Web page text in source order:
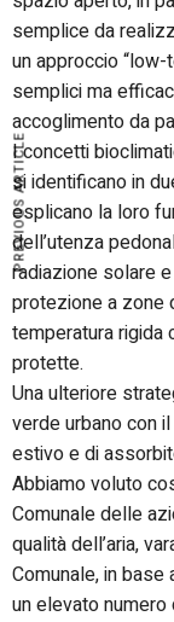
semplice da
un approccio
semplici ma
accoglimento da
I concetti
si identificano in
esplicano la loro
dell’utenza
radiazione solare
protezione a zone
temperatura rigida
protette.
Una ulteriore
verde urbano con
estivo e di
Abbiamo voluto
Comunale delle
qualità dell’aria,
Comunale, in
un elevato numero
PREVIOUS ARTICLE